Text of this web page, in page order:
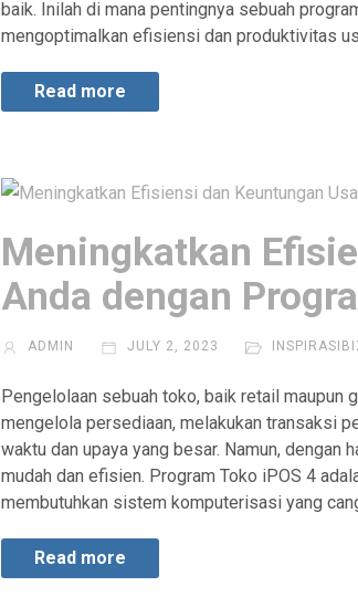
baik. Inilah di mana pentingnya sebuah
mengoptimalkan efisiensi dan produktivitas
Read more
Meningkatkan
Anda dengan
ADMIN JULY 2, 2023
Pengelolaan sebuah toko, baik retail maupun
mengelola persediaan, melakukan transaksi
waktu dan upaya yang besar. Namun, dengan
mudah dan efisien. Program Toko iPOS 4
membutuhkan sistem komputerisasi yang
Read more